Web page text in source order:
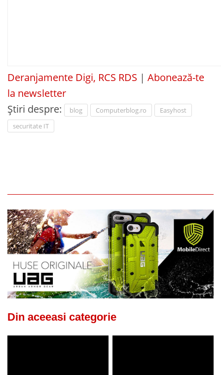
Deranjamente Digi, RCS RDS | Abonează-te
la newsletter
Știri despre:
blog Computerblog.ro
Easyhost
securitate IT
Din aceeasi categorie